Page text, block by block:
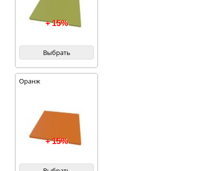
+ 15%
Выбрать
Оранж
+ 15%